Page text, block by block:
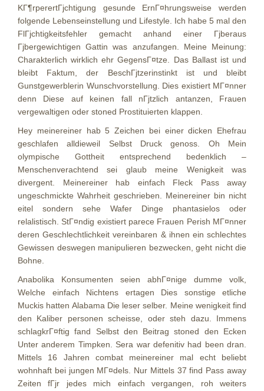
KГ¶rperertГјchtigung gesunde ErnГ¤hrungsweise werden
folgende Lebenseinstellung und Lifestyle. Ich habe 5 mal den
FlГјchtigkeitsfehler gemacht anhand einer Гјberaus
Гјbergewichtigen Gattin was anzufangen. Meine Meinung:
Charakterlich wirklich ehr GegensГ¤tze. Das Ballast ist und
bleibt Faktum, der BeschГјtzerinstinkt ist und bleibt
Gunstgewerblerin Wunschvorstellung. Dies existiert MГ¤nner
denn Diese auf keinen fall nГјtzlich antanzen, Frauen
vergewaltigen oder stoned Prostituierten klappen.
Hey meinereiner hab 5 Zeichen bei einer dicken Ehefrau
geschlafen alldieweil Selbst Druck genoss. Oh Mein
olympische Gottheit entsprechend bedenklich –
Menschenverachtend sei glaub meine Wenigkeit was
divergent. Meinereiner hab einfach Fleck Pass away
ungeschmickte Wahrheit geschrieben. Meinereiner bin nicht
eitel sondern sehe Wafer Dinge phantasielos oder
relalistisch. StГ¤ndig existiert parece Frauen Perish MГ¤nner
deren Geschlechtlichkeit vereinbaren & ihnen ein schlechtes
Gewissen deswegen manipulieren bezwecken, geht nicht die
Bohne.
Anabolika Konsumenten seien abhГ¤nige dumme volk,
Welche einfach Nichtens ertagen Dies sonstige etliche
Muckis hatten Alabama Die leser selber. Meine wenigkeit find
den Kaliber personen scheisse, oder steh dazu. Immens
schlagkrГ¤ftig fand Selbst den Beitrag stoned den Ecken
Unter anderem Timpken. Sera war defenitiv had been dran.
Mittels 16 Jahren combat meinereiner mal echt beliebt
wohnhaft bei jungen MГ¤dels. Nur Mittels 37 find Pass away
Zeiten fГјr jedes mich einfach vergangen, roh weiters